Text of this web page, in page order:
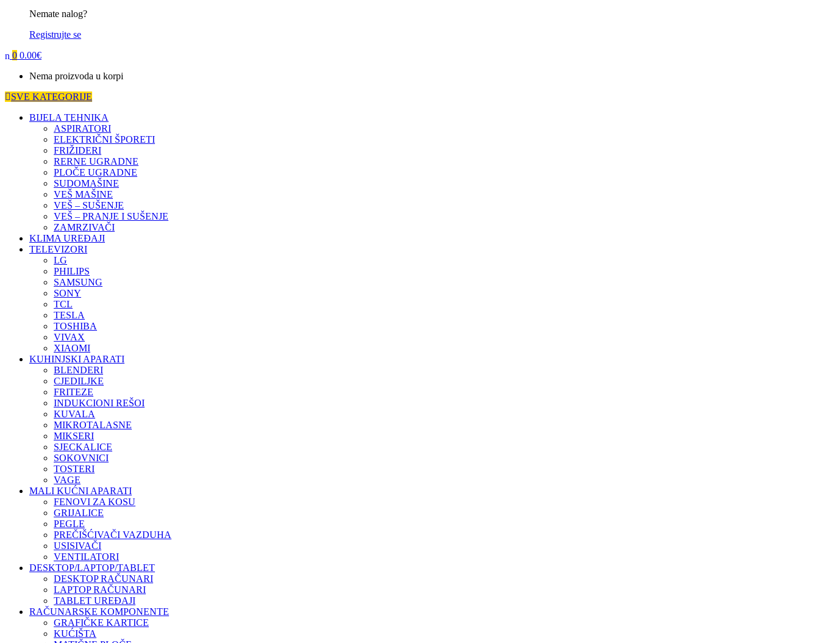
Nemate nalog?
Registrujte se
0 0.00€
Nema proizvoda u korpi
SVE KATEGORIJE
BIJELA TEHNIKA
ASPIRATORI
ELEKTRIČNI ŠPORETI
FRIŽIDERI
RERNE UGRADNE
PLOČE UGRADNE
SUDOMAŠINE
VEŠ MAŠINE
VEŠ – SUŠENJE
VEŠ – PRANJE I SUŠENJE
ZAMRZIVAČI
KLIMA UREĐAJI
TELEVIZORI
LG
PHILIPS
SAMSUNG
SONY
TCL
TESLA
TOSHIBA
VIVAX
XIAOMI
KUHINJSKI APARATI
BLENDERI
CJEDILJKE
FRITEZE
INDUKCIONI REŠOI
KUVALA
MIKROTALASNE
MIKSERI
SJECKALICE
SOKOVNICI
TOSTERI
VAGE
MALI KUĆNI APARATI
FENOVI ZA KOSU
GRIJALICE
PEGLE
PREČIŠĆIVAČI VAZDUHA
USISIVAČI
VENTILATORI
DESKTOP/LAPTOP/TABLET
DESKTOP RAČUNARI
LAPTOP RAČUNARI
TABLET UREĐAJI
RAČUNARSKE KOMPONENTE
GRAFIČKE KARTICE
KUĆIŠTA